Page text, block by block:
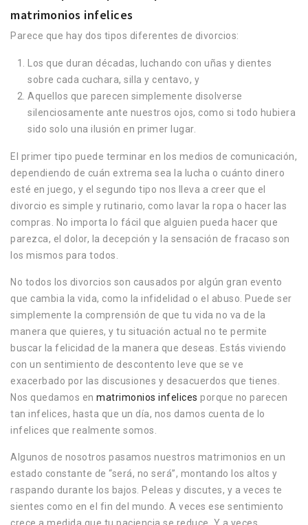
matrimonios infelices
Parece que hay dos tipos diferentes de divorcios:
Los que duran décadas, luchando con uñas y dientes
sobre cada cuchara, silla y centavo, y
Aquellos que parecen simplemente disolverse
silenciosamente ante nuestros ojos, como si todo hubiera
sido solo una ilusión en primer lugar.
El primer tipo puede terminar en los medios de comunicación,
dependiendo de cuán extrema sea la lucha o cuánto dinero
esté en juego, y el segundo tipo nos lleva a creer que el
divorcio es simple y rutinario, como lavar la ropa o hacer las
compras. No importa lo fácil que alguien pueda hacer que
parezca, el dolor, la decepción y la sensación de fracaso son
los mismos para todos.
No todos los divorcios son causados por algún gran evento
que cambia la vida, como la infidelidad o el abuso. Puede ser
simplemente la comprensión de que tu vida no va de la
manera que quieres, y tu situación actual no te permite
buscar la felicidad de la manera que deseas. Estás viviendo
con un sentimiento de descontento leve que se ve
exacerbado por las discusiones y desacuerdos que tienes.
Nos quedamos en matrimonios infelices porque no parecen
tan infelices, hasta que un día, nos damos cuenta de lo
infelices que realmente somos.
Algunos de nosotros pasamos nuestros matrimonios en un
estado constante de “será, no será”, montando los altos y
raspando durante los bajos. Peleas y discutes, y a veces te
sientes como en el fin del mundo. A veces ese sentimiento